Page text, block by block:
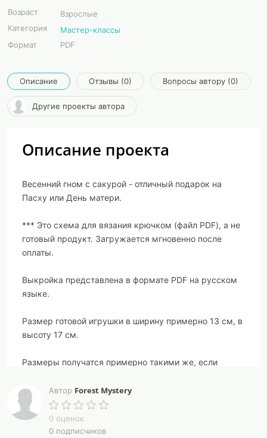
Возраст
Взрослые
Категория
Мастер-классы
Формат
PDF
Описание Отзывы (0) Вопросы автору (0)
Другие проекты автора
Описание проекта
Весенний гном с сакурой - отличный подарок на
Пасху или День матери.
*** Это схема для вязания крючком (файл PDF), а не
готовый продукт. Загружается мгновенно после
оплаты.
Выкройка представлена в формате PDF на русском
языке.
Размер готовой игрушки в ширину примерно 13 см, в
высоту 17 см.
Размеры получатся примерно такими же, если
нитей.
Мои шаблоны просты и понятны для понимания.
Данный шаблон содержит 20 страниц описания и 43
Автор Forest Mystery
0 оценок
0 подписчиков